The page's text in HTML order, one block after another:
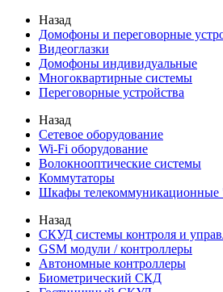
Назад
Домофоны и переговорные
Видеоглазки
Домофоны индивидуальные
Многоквартирные системы
Переговорные устройства
Назад
Сетевое оборудование
Wi-Fi оборудование
Волокнооптические системы
Коммутаторы
Шкафы телекоммуникационные
Назад
СКУД системы контроля и
GSM модули / контроллеры
Автономные контроллеры
Биометрический СКД